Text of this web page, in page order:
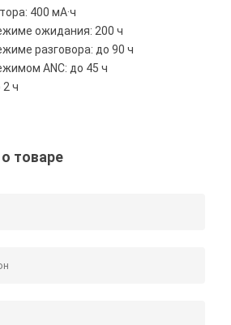
400 мА·ч
ожидания: 200 ч
разговора: до 90 ч
ANC: до 45 ч
ч
товаре